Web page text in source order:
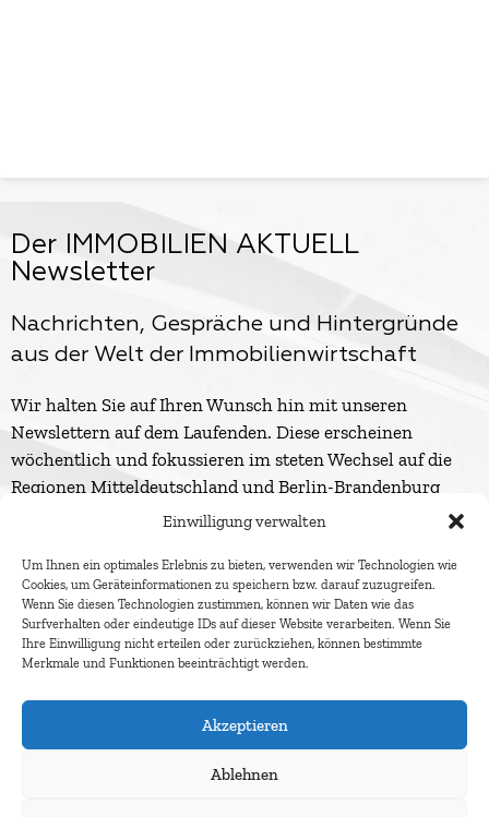
Einwilligung verwalten
Um Ihnen ein optimales Erlebnis zu bieten, verwenden wir Technologien wie
Cookies, um Geräteinformationen zu speichern bzw. darauf zuzugreifen.
Wenn Sie diesen Technologien zustimmen, können wir Daten wie das
Surfverhalten oder eindeutige IDs auf dieser Website verarbeiten. Wenn Sie
Ihre Einwilligung nicht erteilen oder zurückziehen, können bestimmte
Merkmale und Funktionen beeinträchtigt werden.
Akzeptieren
Ablehnen
Der IMMOBILIEN AKTUELL
Newsletter
Nachrichten, Gespräche und Hintergründe
aus der Welt der Immobilienwirtschaft
Wir halten Sie auf Ihren Wunsch hin mit unseren
Newslettern auf dem Laufenden. Diese erscheinen
wöchentlich und fokussieren im steten Wechsel auf die
Regionen Mitteldeutschland und Berlin-Brandenburg
sowie alle zwei Wochen auf Gesamtdeutschland.